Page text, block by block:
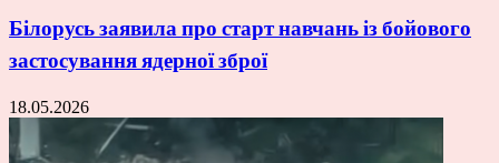
Білорусь заявила про старт навчань із бойового
застосування ядерної зброї
18.05.2026